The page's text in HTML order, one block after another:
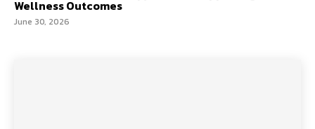
Wellness Outcomes
June 30, 2026